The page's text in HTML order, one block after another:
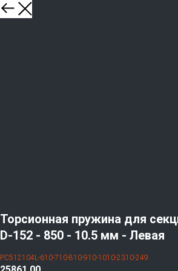
Торсионная пружина для
D-152 - 850 - 10.5 мм - Левая
PC512104L-610-710-810-910-1010-2310-249